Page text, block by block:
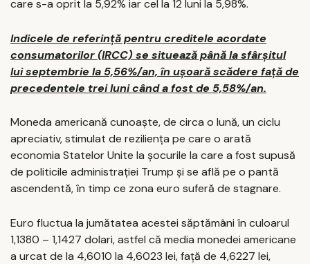
care s-a oprit la 5,92% iar cel la 12 luni la 5,98%.
Indicele de referinţă pentru creditele acordate
consumatorilor (IRCC) se situează până la sfârșitul
lui septembrie la 5,56%/an, în ușoară scădere față de
precedentele trei luni când a fost de 5,58%/an.
Moneda americană cunoaște, de circa o lună, un ciclu
apreciativ, stimulat de reziliența pe care o arată
economia Statelor Unite la șocurile la care a fost supusă
de politicile administrației Trump și se află pe o pantă
ascendentă, în timp ce zona euro suferă de stagnare.
Euro fluctua la jumătatea acestei săptămâni în culoarul
1,1380 – 1,1427 dolari, astfel că media monedei americane
a urcat de la 4,6010 la 4,6023 lei, față de 4,6227 lei,